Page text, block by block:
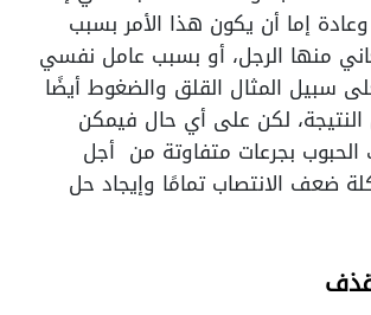
وعادة إما أن يكون هذا الأمر بسبب
منها الرجل، أو بسبب عامل نفسي
سبيل المثال القلق والضغوط أيضًا
لكن على أي حال فيمكن
بجرعات متفاوتة من أجل
ضعف الانتصاب تمامًا وإيجاد حل